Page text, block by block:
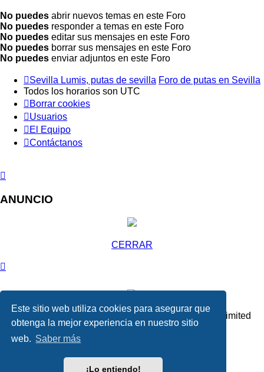
Este sitio web utiliza cookies para asegurar que
obtenga la mejor experiencia en nuestro sitio
web. Saber más
¡Lo entiendo!
No puedes abrir nuevos temas en este Foro
No puedes responder a temas en este Foro
No puedes editar sus mensajes en este Foro
No puedes borrar sus mensajes en este Foro
No puedes enviar adjuntos en este Foro
Sevilla Lumis, putas de sevilla Foro de putas en Sevilla
Todos los horarios son UTC
Borrar cookies
Usuarios
El Equipo
Contáctanos
ANUNCIO
CERRAR
® Forum Software © phpBB Limited
Absolution style by
Traducción al español porphpBB España